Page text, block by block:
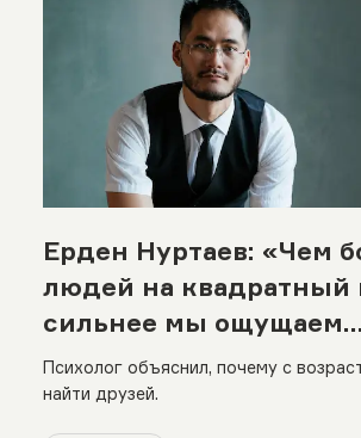
Ерден Нуртаев: «Чем
людей на квадратный
сильнее мы ощущаем
одиночество»
Психолог объяснил, почему с
найти друзей.